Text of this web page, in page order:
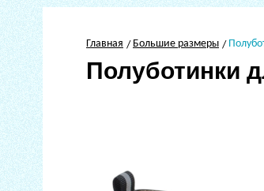
Главная Большие размеры
Полуботинки